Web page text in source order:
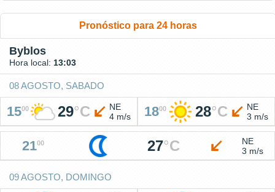
Pronóstico para 24 horas
Byblos
Hora local: 13:03
08 AGOSTO, SABADO
1500 29°C
NE
4 m/s
1800 28°C
NE
3 m/s
2100 27°C
NE
3 m/s
09 AGOSTO, DOMINGO